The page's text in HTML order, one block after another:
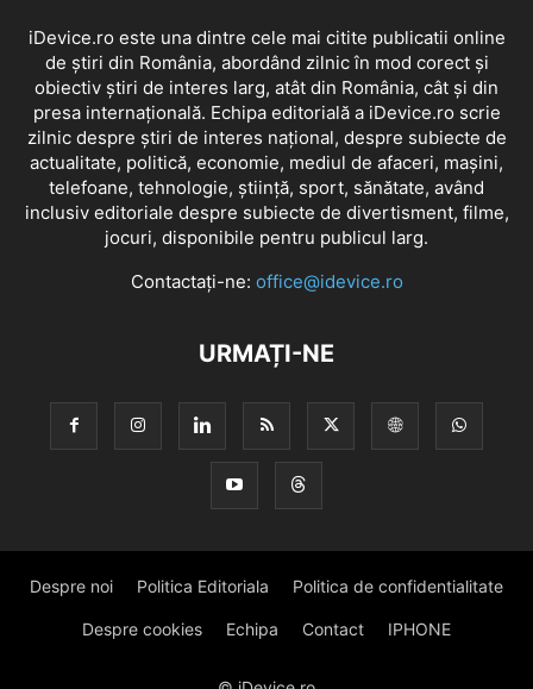
iDevice.ro este una dintre cele mai citite publicatii online
de știri din România, abordând zilnic în mod corect și
obiectiv știri de interes larg, atât din România, cât și din
presa internațională. Echipa editorială a iDevice.ro scrie
zilnic despre știri de interes național, despre subiecte de
actualitate, politică, economie, mediul de afaceri, mașini,
telefoane, tehnologie, știință, sport, sănătate, având
inclusiv editoriale despre subiecte de divertisment, filme,
jocuri, disponibile pentru publicul larg.
Contactați-ne: office@idevice.ro
URMAȚI-NE
Despre noi Politica Editoriala Politica de confidentialitate
Despre cookies Echipa Contact IPHONE